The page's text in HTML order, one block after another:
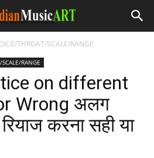
THROAT/SCALE/RANGE
RANGE
on different
Wrong अलग
करना सही या